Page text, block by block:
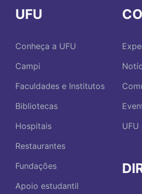
UFU
Conheça a UFU
Campi
Faculdades e Institutos
Bibliotecas
Hospitais
Restaurantes
Fundações
Apoio estudantil
UFU